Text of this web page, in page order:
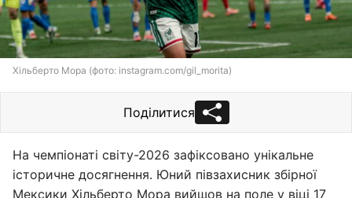
Хільберто Мора (фото: instagram.com/gil_morita)
Поділитися
На чемпіонаті світу-2026 зафіксовано унікальне
історичне досягнення. Юний півзахисник збірної
Мексики Хільберто Мора вийшов на поле у віці 17